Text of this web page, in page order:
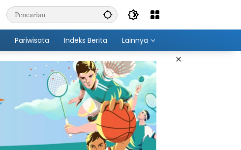
Pariwisata Indeks Berita Lainnya
×